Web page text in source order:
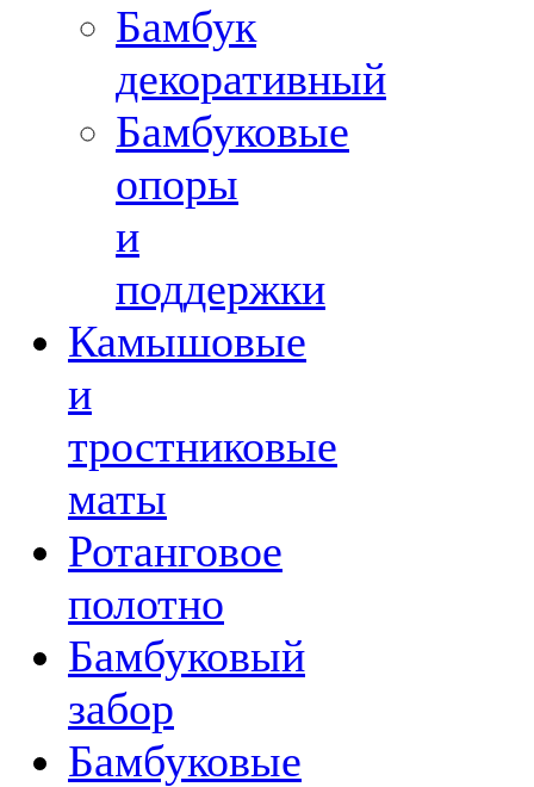
Бамбук
декоративный
Бамбуковые
опоры
и
поддержки
Камышовые
и
тростниковые
маты
Ротанговое
полотно
Бамбуковый
забор
Бамбуковые